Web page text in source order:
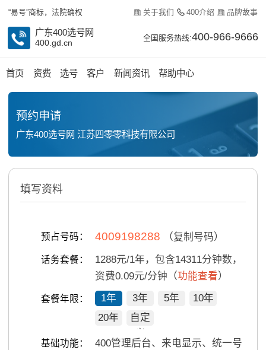
“易号”商标，法院确权 关于我们 400介绍 品牌故事
广东400选号网
400.gd.cn
全国服务热线:400-966-9666
首页 资费 选号 客户 新闻资讯 帮助中心
预约申请
广东400选号网 江苏四零零科技有限公司
填写资料
预占号码： 4009198288 （复制号码）
话务套餐： 1288元/1年，包含14311分钟数，
资费0.09元/分钟（功能查看）
套餐年限： 1年 3年 5年
10年
20年
自定
义
基础功能：
400管理后台、来电显示、统一号